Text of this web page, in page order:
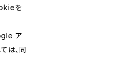
を
ア
は、同